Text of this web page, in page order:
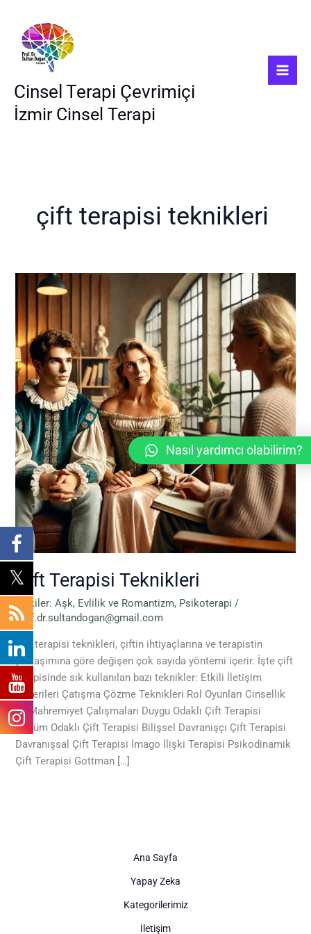
Cinsel Terapi Çevrimiçi
İzmir Cinsel Terapi
çift terapisi teknikleri
Çift Terapisi Teknikleri
İlişkiler: Aşk, Evlilik ve Romantizm, Psikoterapi /
prof.dr.sultandogan@gmail.com
Çift terapisi teknikleri, çiftin ihtiyaçlarına ve terapistin
yaklaşımına göre değişen çok sayıda yöntemi içerir. İşte çift
terapisinde sık kullanılan bazı teknikler: Etkili İletişim
Becerileri Çatışma Çözme Teknikleri Rol Oyunları Cinsellik
ve Mahremiyet Çalışmaları Duygu Odaklı Çift Terapisi
Çözüm Odaklı Çift Terapisi Bilişsel Davranışçı Çift Terapisi
Davranışsal Çift Terapisi İmago İlişki Terapisi Psikodinamik
Çift Terapisi Gottman […]
Ana Sayfa
Yapay Zeka
Kategorilerimiz
İletişim
Nasıl yardımcı olabilirim?